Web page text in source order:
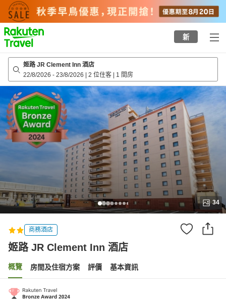
to
top
page
新
姬路 JR Clement Inn 酒店
22/8/2026 - 23/8/2026 | 2 位住客 | 1 間房
34
商務酒店
姬路 JR Clement Inn 酒店
概覽 房間及住宿方案 評價 基本資訊